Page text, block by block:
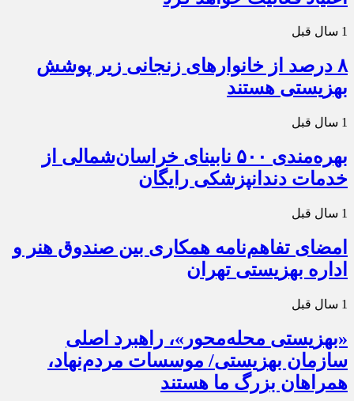
1 سال قبل
۸ درصد از خانوارهای زنجانی زیر پوشش
بهزیستی هستند
1 سال قبل
بهره‌مندی ۵۰۰ نابینای خراسان‌شمالی از
خدمات دندانپزشکی رایگان
1 سال قبل
امضای تفاهم‌نامه همکاری بین صندوق هنر و
اداره بهزیستی تهران
1 سال قبل
«بهزیستی محله‌محور»، راهبرد اصلی
سازمان بهزیستی/ موسسات مردم‌نهاد،
همراهان بزرگ ما هستند